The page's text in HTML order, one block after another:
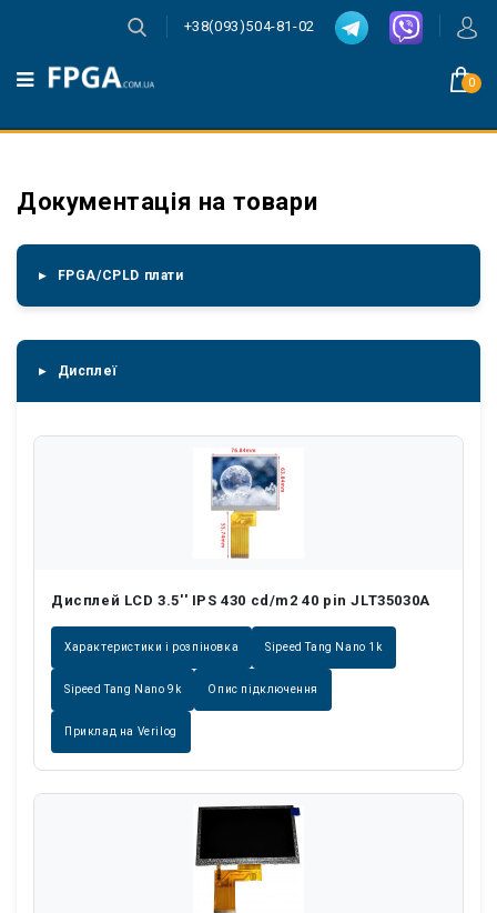
+38(093)504-81-02
0
Документація на товари
FPGA/CPLD плати
Дисплеї
Дисплей LCD 3.5'' IPS 430 cd/m2 40 pin JLT35030A
Характеристики і розпіновка Sipeed Tang Nano 1k
Sipeed Tang Nano 9k Опис підключення
Приклад на Verilog